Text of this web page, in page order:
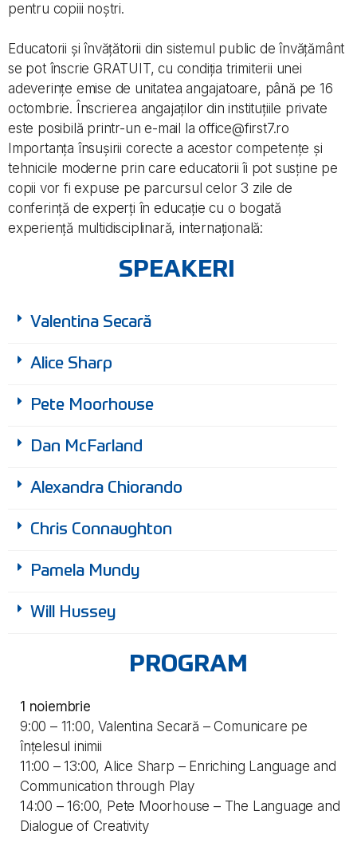
pentru copiii noștri.
Educatorii și învățătorii din sistemul public de învățământ
se pot înscrie GRATUIT, cu condiția trimiterii unei
adeverințe emise de unitatea angajatoare, până pe 16
octombrie. Înscrierea angajaților din instituțiile private
este posibilă printr-un e-mail la office@first7.ro
Importanța însușirii corecte a acestor competențe și
tehnicile moderne prin care educatorii îi pot susține pe
copii vor fi expuse pe parcursul celor 3 zile de
conferință de experți în educație cu o bogată
experiență multidisciplinară, internațională:
SPEAKERI
Valentina Secară
Alice Sharp
Pete Moorhouse
Dan McFarland
Alexandra Chiorando
Chris Connaughton
Pamela Mundy
Will Hussey
PROGRAM
1 noiembrie
9:00 – 11:00, Valentina Secară – Comunicare pe
înțelesul inimii
11:00 – 13:00, Alice Sharp – Enriching Language and
Communication through Play
14:00 – 16:00, Pete Moorhouse – The Language and
Dialogue of Creativity